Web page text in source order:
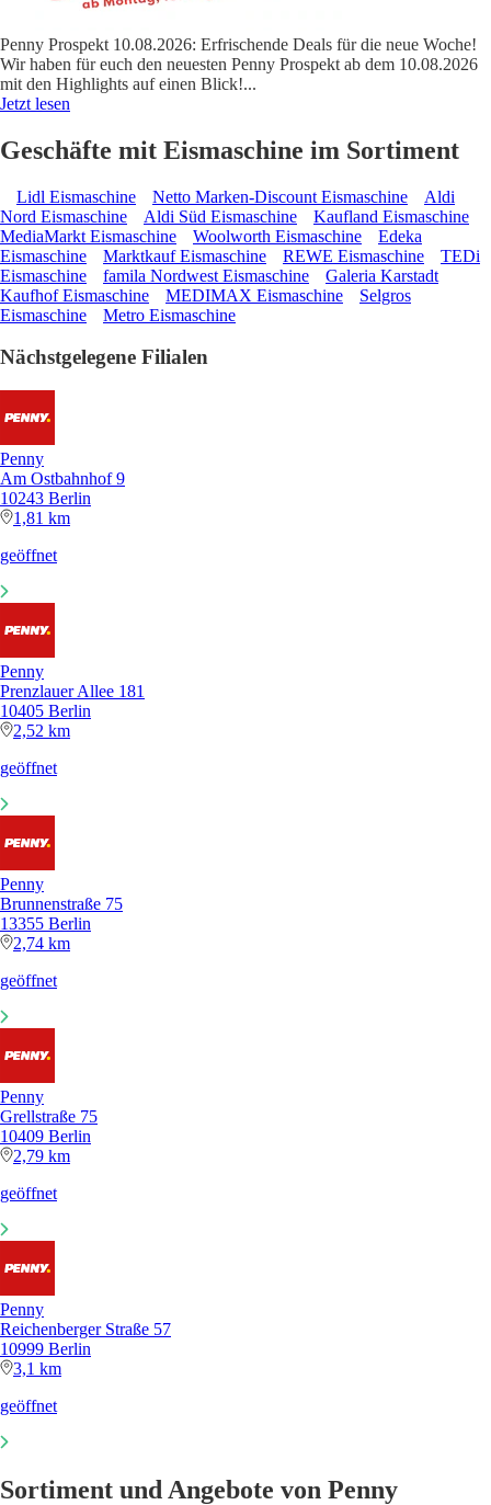
Penny Prospekt 10.08.2026: Erfrischende Deals für die neue Woche!
Wir haben für euch den neuesten Penny Prospekt ab dem 10.08.2026
mit den Highlights auf einen Blick!...
Jetzt lesen
Geschäfte mit Eismaschine im Sortiment
Lidl Eismaschine Netto Marken-Discount Eismaschine
Aldi
Nord Eismaschine
Aldi Süd Eismaschine
Kaufland Eismaschine
MediaMarkt Eismaschine
Woolworth Eismaschine
Edeka
Eismaschine
Marktkauf Eismaschine REWE Eismaschine
TEDi
Eismaschine
famila Nordwest Eismaschine
Galeria Karstadt
Kaufhof Eismaschine
MEDIMAX Eismaschine
Selgros
Eismaschine
Metro Eismaschine
Nächstgelegene Filialen
Penny
Am Ostbahnhof 9
10243 Berlin
1,81 km
geöffnet
Penny
Prenzlauer Allee 181
10405 Berlin
2,52 km
geöffnet
Penny
Brunnenstraße 75
13355 Berlin
2,74 km
geöffnet
Penny
Grellstraße 75
10409 Berlin
2,79 km
geöffnet
Penny
Reichenberger Straße 57
10999 Berlin
3,1 km
geöffnet
Sortiment und Angebote von Penny